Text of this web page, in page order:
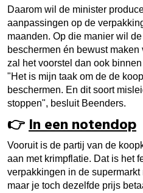
Daarom wil de minister
aanpassingen op de
maanden. Op die manier wil
beschermen én bewust
zal het voorstel dan ook
"Het is mijn taak om de de
beschermen. En dit soort
stoppen", besluit Beenders.
👉​In een notendop
Vooruit is de partij van de
aan met krimpflatie. Dat is het
verpakkingen in de
maar je toch dezelfde prijs